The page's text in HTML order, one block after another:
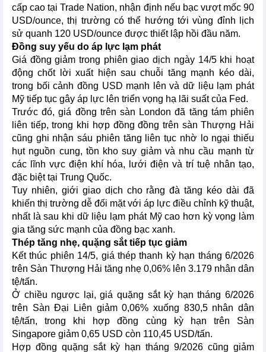
cấp cao tại Trade Nation, nhận định nếu bạc vượt mốc 90
USD/ounce, thị trường có thể hướng tới vùng đỉnh lịch
sử quanh 120 USD/ounce được thiết lập hồi đầu năm.
Đồng suy yếu do áp lực lạm phát
Giá đồng giảm trong phiên giao dịch ngày 14/5 khi hoạt
động chốt lời xuất hiện sau chuỗi tăng mạnh kéo dài,
trong bối cảnh đồng USD mạnh lên và dữ liệu lạm phát
Mỹ tiếp tục gây áp lực lên triển vọng hạ lãi suất của Fed.
Trước đó, giá đồng trên sàn London đã tăng tám phiên
liên tiếp, trong khi hợp đồng đồng trên sàn Thượng Hải
cũng ghi nhận sáu phiên tăng liên tục nhờ lo ngại thiếu
hụt nguồn cung, tồn kho suy giảm và nhu cầu mạnh từ
các lĩnh vực điện khí hóa, lưới điện và trí tuệ nhân tạo,
đặc biệt tại Trung Quốc.
Tuy nhiên, giới giao dịch cho rằng đà tăng kéo dài đã
khiến thị trường dễ đối mặt với áp lực điều chỉnh kỹ thuật,
nhất là sau khi dữ liệu lạm phát Mỹ cao hơn kỳ vọng làm
gia tăng sức mạnh của đồng bạc xanh.
Thép tăng nhẹ, quặng sắt tiếp tục giảm
Kết thúc phiên 14/5, giá thép thanh kỳ hạn tháng 6/2026
trên Sàn Thượng Hải tăng nhẹ 0,06% lên 3.179 nhân dân
tệ/tấn.
Ở chiều ngược lại, giá quặng sắt kỳ hạn tháng 6/2026
trên Sàn Đại Liên giảm 0,06% xuống 830,5 nhân dân
tệ/tấn, trong khi hợp đồng cùng kỳ hạn trên Sàn
Singapore giảm 0,65 USD còn 110,45 USD/tấn.
Hợp đồng quặng sắt kỳ hạn tháng 9/2026 cũng giảm